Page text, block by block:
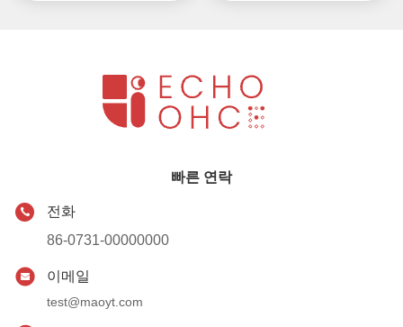
빠른 연락
전화
86-0731-00000000
이메일
test@maoyt.com